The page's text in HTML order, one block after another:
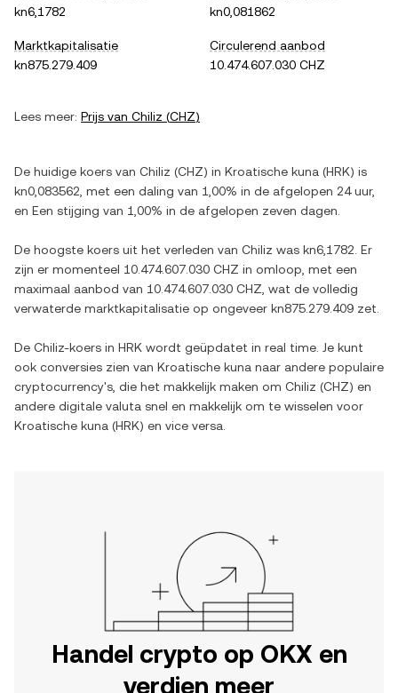
kn6,1782
kn0,081862
Marktkapitalisatie
kn875.279.409
Circulerend aanbod
10.474.607.030 CHZ
Lees meer: Prijs van Chiliz (CHZ)
De huidige koers van Chiliz (CHZ) in Kroatische kuna (HRK) is
kn0,083562 , met een daling van 1,00% in de afgelopen 24 uur,
en Een stijging van 1,00% in de afgelopen zeven dagen.
De hoogste koers uit het verleden van Chiliz was kn6,1782 . Er
zijn er momenteel 10.474.607.030 CHZ in omloop, met een
maximaal aanbod van 10.474.607.030 CHZ , wat de volledig
verwaterde marktkapitalisatie op ongeveer kn875.279.409 zet.
De Chiliz-koers in HRK wordt geüpdatet in real time. Je kunt
ook conversies zien van Kroatische kuna naar andere populaire
cryptocurrency's, die het makkelijk maken om Chiliz (CHZ) en
andere digitale valuta snel en makkelijk om te wisselen voor
Kroatische kuna (HRK) en vice versa.
Handel crypto op OKX en
verdien meer